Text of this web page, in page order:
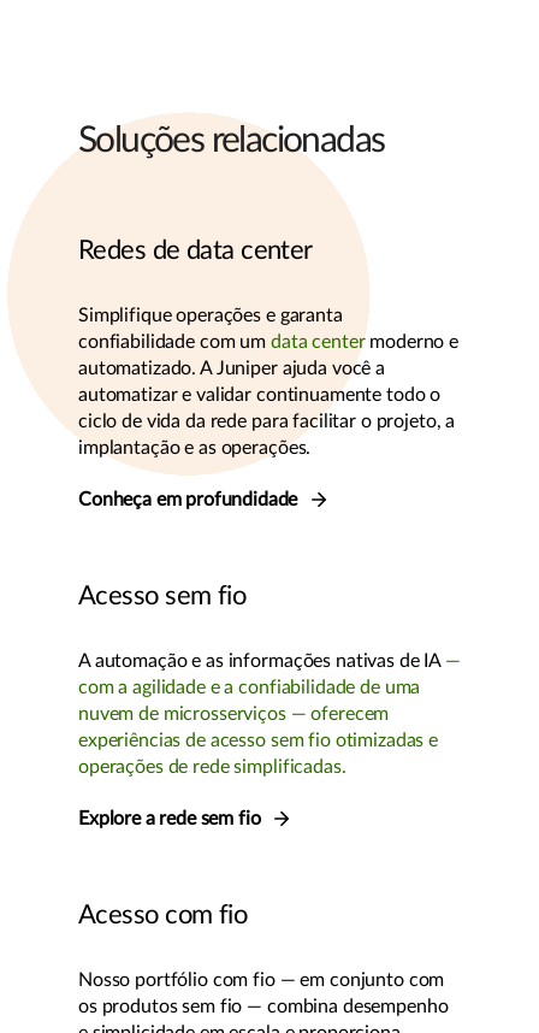
Soluções relacionadas
Redes de data center
Simplifique operações e garanta
confiabilidade com um data centermoderno e
automatizado. A Juniper ajuda você a
automatizar e validar continuamente todo o
ciclo de vida da rede para facilitar o projeto, a
implantação e as operações.
Conheça em profundidade
Acesso sem fio
A automação e as informações nativas de IA—
com a agilidade e a confiabilidade de uma
nuvem de microsserviços — oferecem
experiências de acesso sem fio otimizadas e
operações de rede simplificadas.
Explore a rede sem fio
Acesso com fio
Nosso portfólio com fio — em conjunto com
os produtos sem fio — combina desempenho